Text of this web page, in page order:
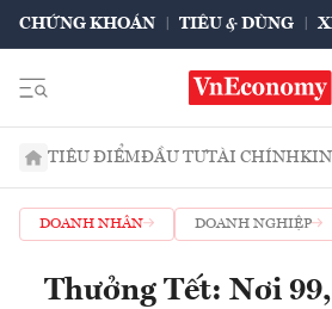
CHỨNG KHOÁN TIÊU & DÙNG
TIÊU ĐIỂMĐẦU TƯTÀI CHÍNH
DOANH NHÂN DOANH NGHIỆP
Thưởng Tết: Nơi